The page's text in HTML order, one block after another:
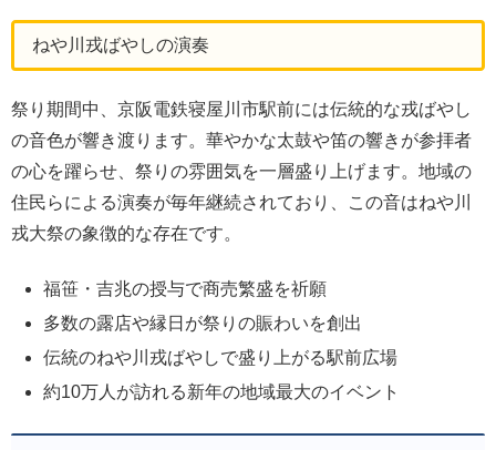
ねや川戎ばやしの演奏
祭り期間中、京阪電鉄寝屋川市駅前には伝統的な戎ばやし
の音色が響き渡ります。華やかな太鼓や笛の響きが参拝者
の心を躍らせ、祭りの雰囲気を一層盛り上げます。地域の
住民らによる演奏が毎年継続されており、この音はねや川
戎大祭の象徴的な存在です。
福笹・吉兆の授与で商売繁盛を祈願
多数の露店や縁日が祭りの賑わいを創出
伝統のねや川戎ばやしで盛り上がる駅前広場
約10万人が訪れる新年の地域最大のイベント